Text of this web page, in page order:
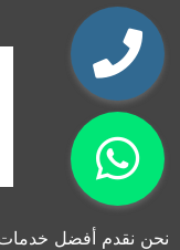
نحن نقدم أفضل خدمات